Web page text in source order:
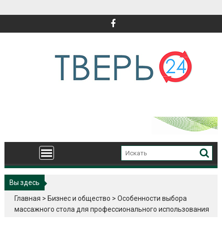
Вы здесь
Главная > Бизнес и общество >Особенности выбора
массажного стола для профессионального использования